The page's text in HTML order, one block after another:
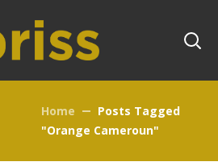
Home
Posts Tagged
"Orange Cameroun"